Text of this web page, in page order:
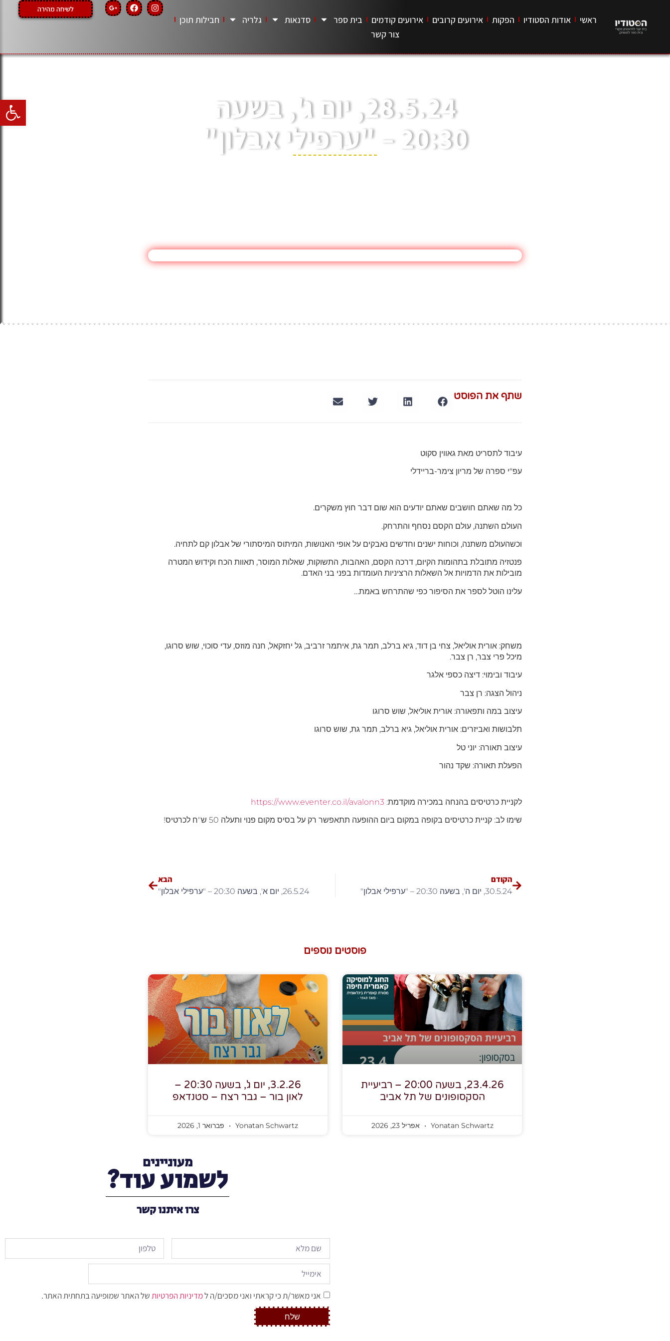
פתח
ראשי אודות הסטודיו הפקות אירועים קרובים אירועים קודמים בית ספר סדנאות גלריה
חבילות תוכן
צור קשר
לשיחה מהירה
28.5.24, יום ג', בשעה
20:30 – "ערפילי אבלון"
שתף את הפוסט
עיבוד לתסריט מאת גאווין סקוט
עפ"י ספרה של מריון צימר-בריידלי
כל מה שאתם חושבים שאתם יודעים הוא שום דבר חוץ משקרים.
העולם השתנה, עולם הקסם נסחף והתרחק.
וכשהעולם משתנה, וכוחות ישנים וחדשים נאבקים על אופי האנושות, המיתוס המיסתורי של אבלון קם לתחיה.
פנטזיה מתובלת בתהומות הקיום, דרכה הקסם, האהבות, התשוקות, שאלות המוסר, תאוות הכח וקידוש המטרה
מובילות את הדמויות אל השאלות הרציניות העומדות בפני בני האדם.
עלינו הוטל לספר את הסיפור כפי שהתרחש באמת…
משחק: אורית אוליאל, צחי בן דוד, גיא ברלב, תמר גת, איתמר זרביב, גל יחזקאל, חנה מוזס, עדי סוכוי, שוש סרוגו,
מיכל פרי צבר, רן צבר.
עיבוד ובימוי: דיצה כספי אלגר
ניהול הצגה: רן צבר
עיצוב במה ותפאורה: אורית אוליאל, שוש סרוגו
תלבושות ואביזרים: אורית אוליאל, גיא ברלב, תמר גת, שוש סרוגו
עיצוב תאורה: יוני טל
הפעלת תאורה: שקד נהור
לקניית כרטיסים בהנחה במכירה מוקדמת: https://www.eventer.co.il/avalonn3
שימו לב: קניית כרטיסים בקופה במקום ביום ההופעה תתאפשר רק על בסיס מקום פנוי ותעלה 50 ש"ח לכרטיס!
הקודם
30.5.24, יום ה', בשעה 20:30 – "ערפילי אבלון"
הבא
26.5.24, יום א', בשעה 20:30 – "ערפילי אבלון"
פוסטים נוספים
23.4.26, בשעה 20:00 – רביעיית
הסקסופונים של תל אביב
Yonatan Schwartz אפריל 23, 2026
3.2.26, יום ג', בשעה 20:30 –
לאון בור – גבר רצח – סטנדאפ
Yonatan Schwartz פברואר 1, 2026
מעוניינים
לשמוע עוד?
צרו איתנו קשר
אני מאשר/ת כי קראתי ואני מסכים/ה למדיניות הפרטיותשל האתר שמופיעה בתחתית האתר.
שלח